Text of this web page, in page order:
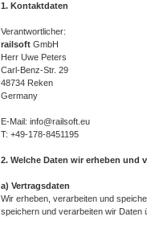
1. Kontaktdaten
Verantwortlicher:
railsoft GmbH
Herr Uwe Peters
Carl-Benz-Str. 29
48734 Reken
Germany
E-Mail: info@railsoft.eu
T: +49-178-8451195
2. Welche Daten wir erheben und
a) Vertragsdaten
Wir erheben, verarbeiten und
speichern und verarbeiten wir Daten